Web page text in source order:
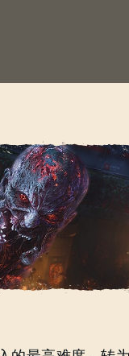
"更